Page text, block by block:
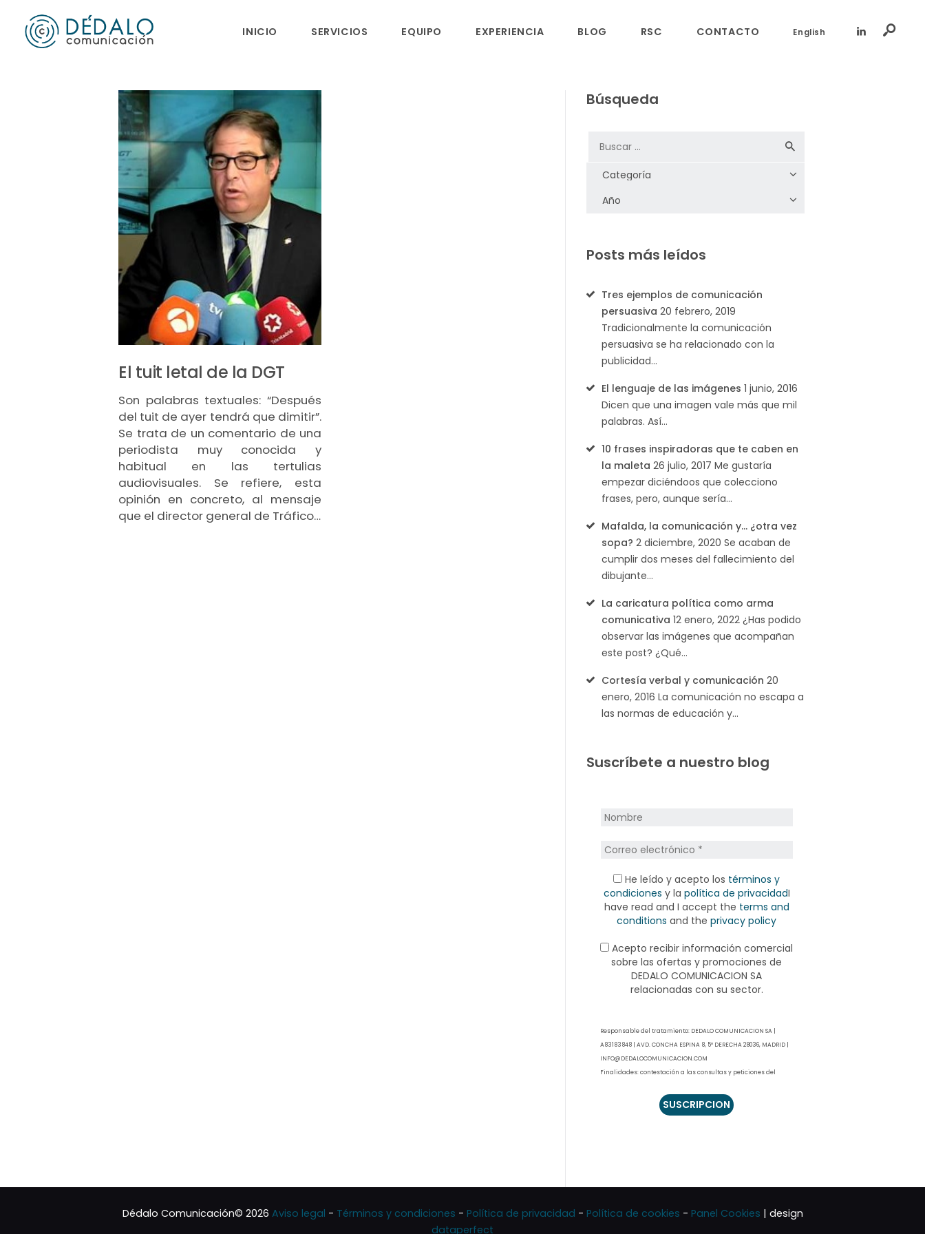
INICIO SERVICIOS EQUIPO EXPERIENCIA BLOG RSC CONTACTO English
El tuit letal de la DGT
Son palabras textuales: “Después
del tuit de ayer tendrá que dimitir”.
Se trata de un comentario de una
periodista muy conocida y
habitual en las tertulias
audiovisuales. Se refiere, esta
opinión en concreto, al mensaje
que el director general de Tráfico…
Búsqueda
Posts más leídos
Tres ejemplos de comunicación
persuasiva 20 febrero, 2019
Tradicionalmente la comunicación
persuasiva se ha relacionado con la
publicidad…
El lenguaje de las imágenes 1 junio, 2016
Dicen que una imagen vale más que mil
palabras. Así…
10 frases inspiradoras que te caben en
la maleta 26 julio, 2017 Me gustaría
empezar diciéndoos que colecciono
frases, pero, aunque sería…
Mafalda, la comunicación y… ¿otra vez
sopa? 2 diciembre, 2020 Se acaban de
cumplir dos meses del fallecimiento del
dibujante…
La caricatura política como arma
comunicativa 12 enero, 2022 ¿Has podido
observar las imágenes que acompañan
este post? ¿Qué…
Cortesía verbal y comunicación 20
enero, 2016 La comunicación no escapa a
las normas de educación y…
Suscríbete a nuestro blog
He leído y acepto los términos y
condiciones y la política de privacidadI
have read and I accept the terms and
conditions and the privacy policy
Acepto recibir información comercial
sobre las ofertas y promociones de
DEDALO COMUNICACION SA
relacionadas con su sector.
Responsable del tratamiento: DEDALO COMUNICACION SA |
A83183848 | AVD. CONCHA ESPINA 8, 5º DERECHA 28036, MADRID |
INFO@DEDALOCOMUNICACION.COM
Finalidades: contestación a las consultas y peticiones del
disponibles para ello. Previa información y su consentimiento
expreso, se podrá enviar información comercial relacionada
estrictamente necesario y conforme a los plazos que puede
Dédalo Comunicación© 2026 Aviso legal - Términos y condiciones - Política de privacidad - Política de cookies - Panel Cookies | design
dataperfect